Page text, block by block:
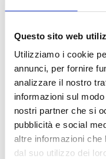
Questo sito web
Utilizziamo i cookie
annunci, per fornire
analizzare il nostro
informazioni sul
nostri partner che si
pubblicità e social
altre informazioni che
dal suo utilizzo dei
〉 Sedi